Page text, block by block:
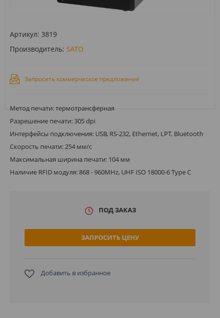
Артикул: 3819
Производитель: SATO
Запросить коммерческое предложение
Метод печати: термотрансферная
Разрешение печати: 305 dpi
Интерфейсы подключения: USB, RS-232, Ethernet, LPT, Bluetooth
Скорость печати: 254 мм/с
Максимальная ширина печати: 104 мм
Наличие RFID модуля: 868 - 960MHz, UHF ISO 18000-6 Type C
ПОД ЗАКАЗ
ЗАПРОСИТЬ ЦЕНУ
Добавить в избранное